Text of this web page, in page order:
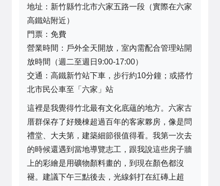
地址：新竹縣竹北市六家五路一段（實際在六家
高鐵站附近）
門票：免費
營業時間：戶外全天開放，室內需配合管理站開
放時間（週二至週日9:00-17:00）
交通：高鐵新竹站下車，步行約10分鐘；或搭竹
北市民公車至「六家」站
這裡是我覺得竹北最有文化底蘊的地方。六家古
厝群保存了好幾棟超過百年的客家夥房，像是問
禮堂、大夫第，建築細節很值得看。我第一次去
的時候還遇到當地導覽志工，跟我說這些房子牆
上的彩繪是用礦物顏料畫的，到現在顏色都沒
褪。建議下午三點後去，光線斜打在紅磚上超